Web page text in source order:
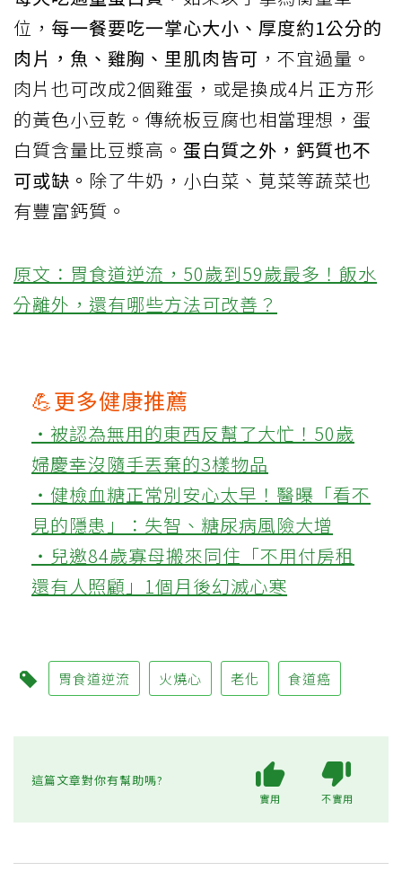
位， 每一餐要吃一掌心大小、厚度約1公分的
肉片，魚、雞胸、里肌肉皆可 ，不宜過量。
肉片也可改成2個雞蛋，或是換成4片正方形
的黃色小豆乾。傳統板豆腐也相當理想，蛋
白質含量比豆漿高。 蛋白質之外，鈣質也不
可或缺。 除了牛奶，小白菜、莧菜等蔬菜也
有豐富鈣質。
原文：胃食道逆流，50歲到59歲最多！飯水
分離外，還有哪些方法可改善？
💪更多健康推薦
‧被認為無用的東西反幫了大忙！50歲
婦慶幸沒隨手丟棄的3樣物品
‧健檢血糖正常別安心太早！醫曝「看不
見的隱患」：失智、糖尿病風險大增
‧兒邀84歲寡母搬來同住「不用付房租
還有人照顧」1個月後幻滅心寒
胃食道逆流 火燒心 老化 食道癌
這篇文章對你有幫助嗎?
實用 不實用